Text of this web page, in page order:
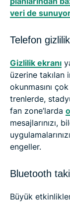
veri de
Telefon
Gizlilik ekranı
üzerine takılan
okunmasını
trenlerde,
fan zone’larda
mesajlarınızı,
engeller.
Bluetooth
Büyük